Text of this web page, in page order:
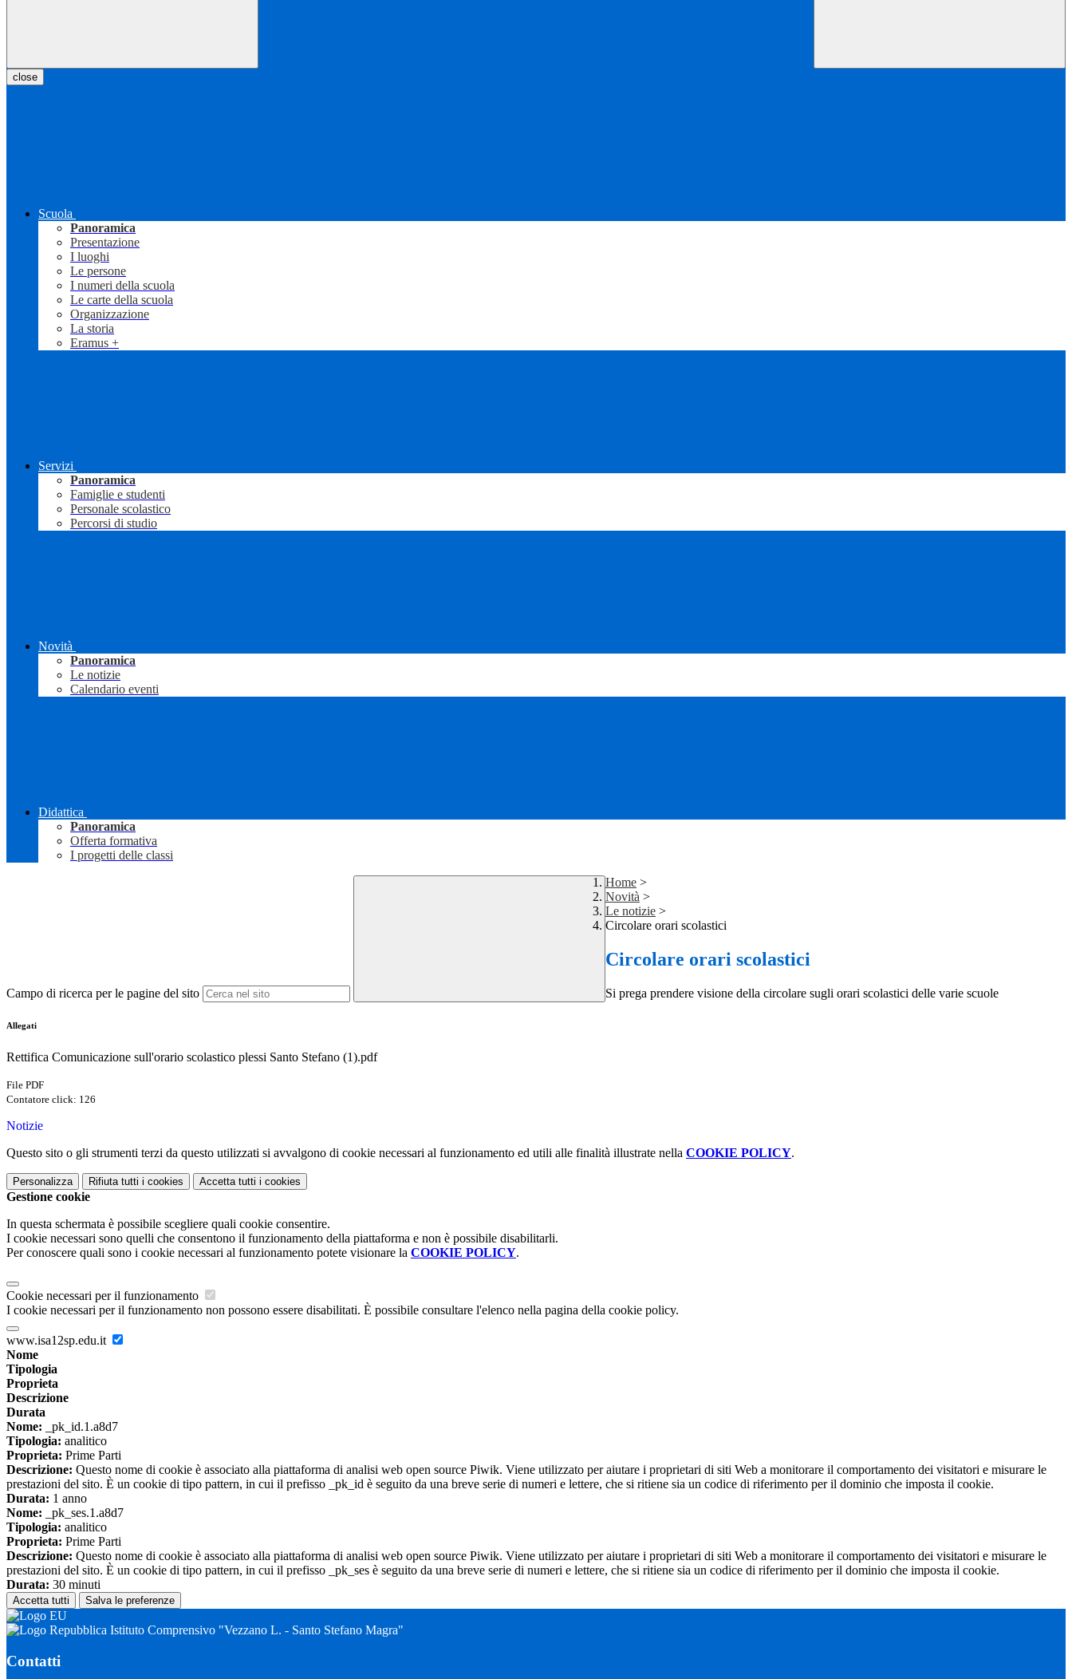
close
Scuola
Panoramica
Presentazione
I luoghi
Le persone
I numeri della scuola
Le carte della scuola
Organizzazione
La storia
Eramus +
Servizi
Panoramica
Famiglie e studenti
Personale scolastico
Percorsi di studio
Novità
Panoramica
Le notizie
Calendario eventi
Didattica
Panoramica
Offerta formativa
I progetti delle classi
Campo di ricerca per le pagine del sito
Home >
Novità >
Le notizie >
Circolare orari scolastici
Circolare orari scolastici
Si prega prendere visione della circolare sugli orari scolastici delle varie scuole
Allegati
Rettifica Comunicazione sull'orario scolastico plessi Santo Stefano (1).pdf
File PDF
Contatore click: 126
Notizie
Questo sito o gli strumenti terzi da questo utilizzati si avvalgono di cookie necessari al funzionamento ed utili alle finalità illustrate nella COOKIE POLICY.
Personalizza Rifiuta tutti i cookies Accetta tutti i cookies
Gestione cookie
In questa schermata è possibile scegliere quali cookie consentire.
I cookie necessari sono quelli che consentono il funzionamento della piattaforma e non è possibile disabilitarli.
Per conoscere quali sono i cookie necessari al funzionamento potete visionare la COOKIE POLICY.
Cookie necessari per il funzionamento
I cookie necessari per il funzionamento non possono essere disabilitati. È possibile consultare l'elenco nella pagina della cookie policy.
www.isa12sp.edu.it
Nome
Tipologia
Proprieta
Descrizione
Durata
Nome: _pk_id.1.a8d7
Tipologia: analitico
Proprieta: Prime Parti
Descrizione: Questo nome di cookie è associato alla piattaforma di analisi web open source Piwik. Viene utilizzato per aiutare i proprietari di siti Web a monitorare il comportamento dei visitatori e misurare le
prestazioni del sito. È un cookie di tipo pattern, in cui il prefisso _pk_id è seguito da una breve serie di numeri e lettere, che si ritiene sia un codice di riferimento per il dominio che imposta il cookie.
Durata: 1 anno
Nome: _pk_ses.1.a8d7
Tipologia: analitico
Proprieta: Prime Parti
Descrizione: Questo nome di cookie è associato alla piattaforma di analisi web open source Piwik. Viene utilizzato per aiutare i proprietari di siti Web a monitorare il comportamento dei visitatori e misurare le
prestazioni del sito. È un cookie di tipo pattern, in cui il prefisso _pk_ses è seguito da una breve serie di numeri e lettere, che si ritiene sia un codice di riferimento per il dominio che imposta il cookie.
Durata: 30 minuti
Accetta tutti Salva le preferenze
Istituto Comprensivo "Vezzano L. - Santo Stefano Magra"
Contatti